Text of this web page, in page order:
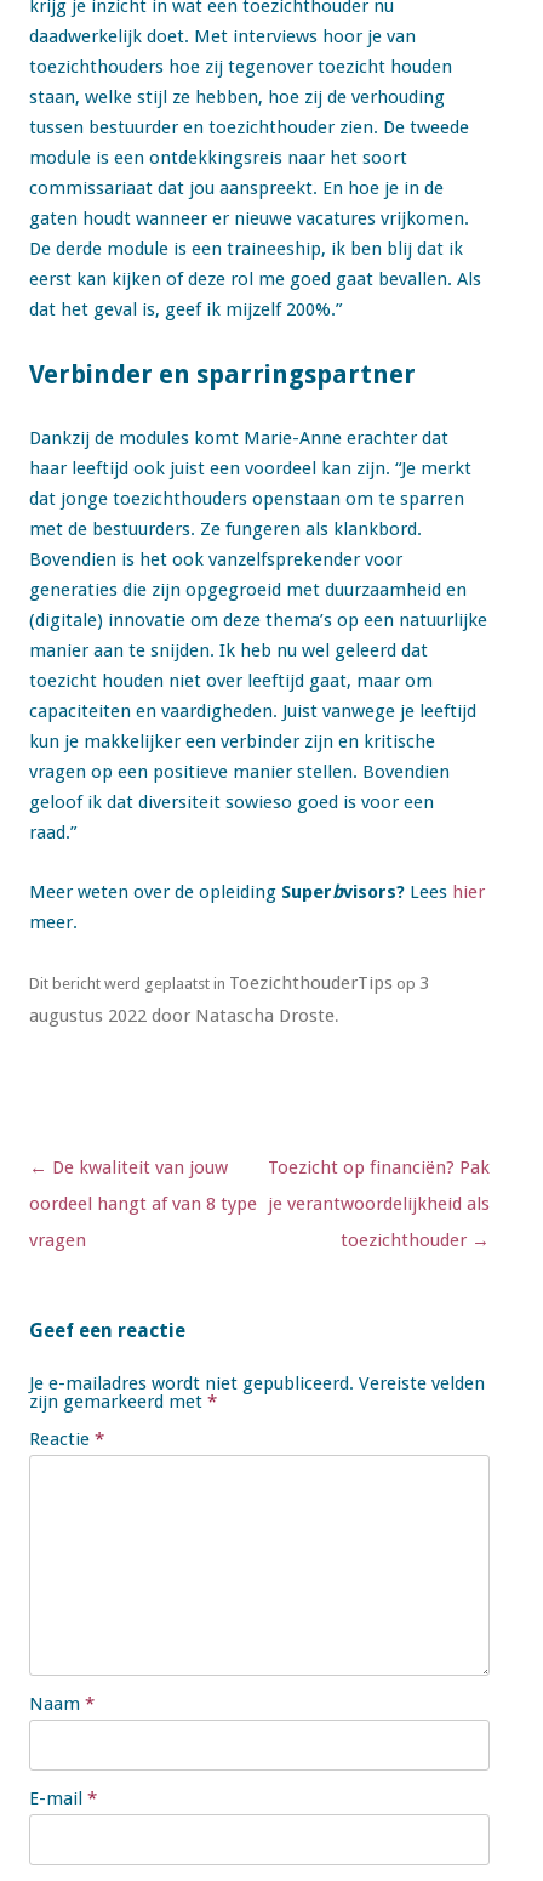
krijg je inzicht in wat een toezichthouder nu
daadwerkelijk doet. Met interviews hoor je van
toezichthouders hoe zij tegenover toezicht houden
staan, welke stijl ze hebben, hoe zij de verhouding
tussen bestuurder en toezichthouder zien. De tweede
module is een ontdekkingsreis naar het soort
commissariaat dat jou aanspreekt. En hoe je in de
gaten houdt wanneer er nieuwe vacatures vrijkomen.
De derde module is een traineeship, ik ben blij dat ik
eerst kan kijken of deze rol me goed gaat bevallen. Als
dat het geval is, geef ik mijzelf 200%.”
Verbinder en sparringspartner
Dankzij de modules komt Marie-Anne erachter dat
haar leeftijd ook juist een voordeel kan zijn. “Je merkt
dat jonge toezichthouders openstaan om te sparren
met de bestuurders. Ze fungeren als klankbord.
Bovendien is het ook vanzelfsprekender voor
generaties die zijn opgegroeid met duurzaamheid en
(digitale) innovatie om deze thema’s op een natuurlijke
manier aan te snijden. Ik heb nu wel geleerd dat
toezicht houden niet over leeftijd gaat, maar om
capaciteiten en vaardigheden. Juist vanwege je leeftijd
kun je makkelijker een verbinder zijn en kritische
vragen op een positieve manier stellen. Bovendien
geloof ik dat diversiteit sowieso goed is voor een
raad.”
Meer weten over de opleiding Superbvisors? Lees hier
meer.
Dit bericht werd geplaatst in ToezichthouderTips op 3
augustus 2022 door Natascha Droste.
Berichtnavigatie
← De kwaliteit van jouw
oordeel hangt af van 8 type
vragen
Toezicht op financiën? Pak
je verantwoordelijkheid als
toezichthouder →
Geef een reactie
Je e-mailadres wordt niet gepubliceerd. Vereiste velden
zijn gemarkeerd met *
Reactie *
Naam *
E-mail *